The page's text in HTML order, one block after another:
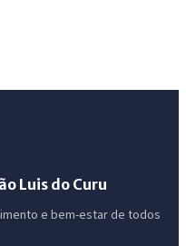
Luis do Curu
e bem-estar de todos